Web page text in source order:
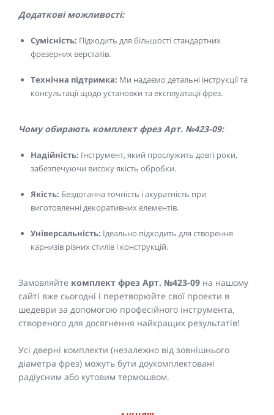
Додаткові можливості:
Сумісність: Підходить для більшості стандартних
фрезерних верстатів.
Технічна підтримка: Ми надаємо детальні інструкції та
консультації щодо установки та експлуатації фрез.
Чому обирають комплект фрез Арт. №423-09:
Надійність: Інструмент, який прослужить довгі роки,
забезпечуючи високу якість обробки.
Якість: Бездоганна точність і акуратність при
виготовленні декоративних елементів.
Універсальність: Ідеально підходить для створення
карнизів різних стилів і конструкцій.
Замовляйте комплект фрез Арт. №423-09 на нашому
сайті вже сьогодні і перетворюйте свої проекти в
шедеври за допомогою професійного інструмента,
створеного для досягнення найкращих результатів!
Усі дверні комплекти (незалежно від зовнішнього
діаметра фрез) можуть бути доукомплектовані
радіусним або кутовим термошвом.